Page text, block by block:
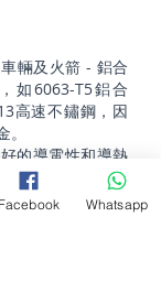
輛及火箭 - 鋁合
如6063-T5鋁合
高速不鏽鋼，因
的導電性和導熱
纜材料。高純鋁
Whatsapp